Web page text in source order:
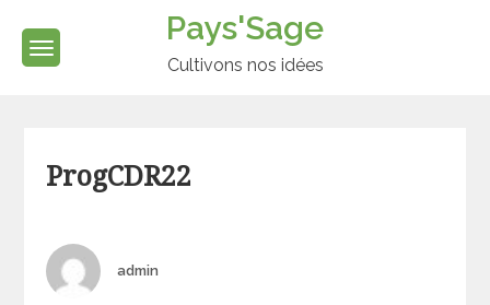
content
Pays'Sage
Cultivons nos idées
ProgCDR22
Author
admin